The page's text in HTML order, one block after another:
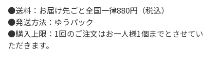
●送料：お届け先ごと全国一律880円（税込）
●発送方法：ゆうパック
●購入上限：1回のご注文はお一人様1個までとさせてい
ただきます。